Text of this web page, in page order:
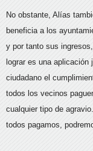
No obstante, Alías
beneficia a los
y por tanto sus
lograr es una
ciudadano el
todos los vecinos
cualquier tipo de
todos pagamos,